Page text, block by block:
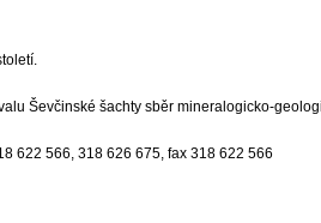
Ševčinské šachty sběr mineralogicko-
622 566, 318 626 675, fax 318 622 566